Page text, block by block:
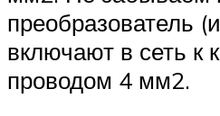
преобразователь
включают в сеть к
проводом 4 мм2.